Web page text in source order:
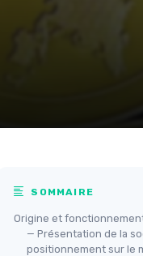
SOMMAIRE
Origine et
— Présentation de la
positionnement sur le